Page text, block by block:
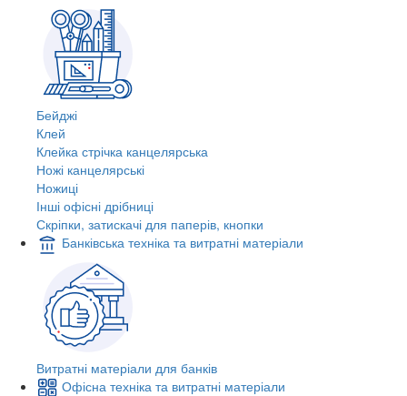
Бейджі
Клей
Клейка стрічка канцелярська
Ножі канцелярські
Ножиці
Інші офісні дрібниці
Скріпки, затискачі для паперів, кнопки
Банківська техніка та витратні матеріали
Витратні матеріали для банків
Офісна техніка та витратні матеріали